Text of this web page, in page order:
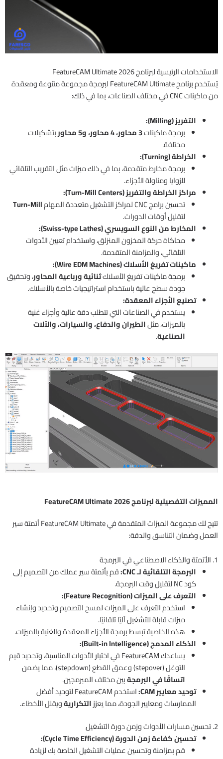
الاستخدامات الرئيسية لبرنامج FeatureCAM Ultimate 2026
يُستخدم برنامج FeatureCAM Ultimate لبرمجة مجموعة متنوعة ومعقدة
من ماكينات CNC في مختلف الصناعات، بما في ذلك:
التفريز (Milling):
برمجة ماكينات3 محاور، 4 محاور، و5 محاور
بتشكيلات
مختلفة.
الخراطة (Turning):
برمجة مخارط متقدمة، بما في ذلك ميزات مثل التقريب التلقائي
للزوايا ومناولة الأجزاء.
مراكز الخراطة والتفريز (Turn-Mill Centers):
تحسين برامج CNC لمراكز التشغيل متعددة المهام
Turn-Mill
لتقليل أوقات الدورات.
المخارط من النوع السويسري (Swiss-type Lathes):
محاكاة حركة المخزون المنزلق، واستخدام تعيين الأدوات
التلقائي، والمزامنة المتقدمة.
ماكينات تفريغ الأسلاك (Wire EDM Machines):
برمجة ماكينات تفريغ الأسلاكثنائية ورباعية المحاور، وتحقيق
جودة سطح عالية باستخدام استراتيجيات خاصة بالأسلاك.
تصنيع الأجزاء المعقدة:
يستخدم في الصناعات التي تتطلب دقة عالية وأجزاء غنية
بالميزات، مثلالطيران والدفاع، والسيارات، والآلات
الصناعية.
المميزات التفصيلية لبرنامج FeatureCAM Ultimate 2026
تتيح لك مجموعة الميزات المتقدمة في FeatureCAM Ultimate أتمتة سير
العمل وضمان التناسق والدقة:
1. الأتمتة والذكاء الاصطناعي في البرمجة
البرمجة التلقائية لـ CNC:
قم بأتمتة سير عملك من التصميم إلى
كود NC لتقليل وقت البرمجة.
التعرف على الميزات (Feature Recognition):
استخدم التعرف على الميزات لمسح التصميم وتحديد وإنشاء
ميزات قابلة للتشغيل آليًا تلقائيًا.
هذه الخاصية تبسط برمجة الأجزاء المعقدة والغنية بالميزات.
الذكاء المدمج (Built-in Intelligence):
يساعدك FeatureCAM في اختيار الأدوات المناسبة، وتحديد قيم
التوغل (stepover) وعمق القطع (stepdown)، مما يضمن
اتساقًا في البرمجةبين مختلف المبرمجين.
توحيد معايير CAM:
استخدم FeatureCAM لتوحيد أفضل
الممارسات ومعايير الجودة، مما يعززالتكراريةويقلل الأخطاء.
2. تحسين مسارات الأدوات وزمن دورة التشغيل
تحسين كفاءة زمن الدورة (Cycle Time Efficiency):
قم بمزامنة وتحسين عمليات التشغيل الخاصة بك لزيادة